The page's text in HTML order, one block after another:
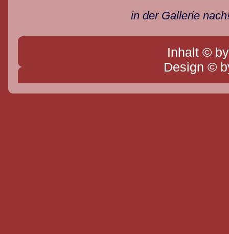
in der Gallerie
Inhalt ©
Design ©